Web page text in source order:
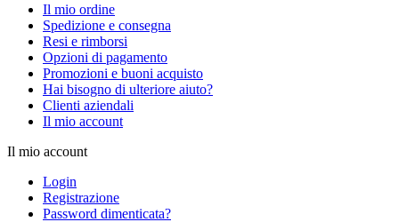
Il mio ordine
Spedizione e consegna
Resi e rimborsi
Opzioni di pagamento
Promozioni e buoni acquisto
Hai bisogno di ulteriore aiuto?
Clienti aziendali
Il mio account
Il mio account
Login
Registrazione
Password dimenticata?